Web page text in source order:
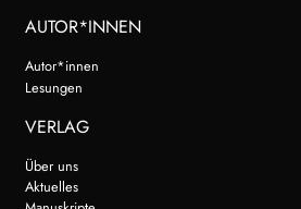
AUTOR*INNEN
Autor*innen
Lesungen
VERLAG
Über uns
Aktuelles